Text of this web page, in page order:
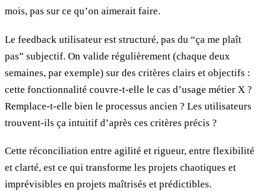
mois, pas sur ce qu’on aimerait faire.
Le feedback utilisateur est structuré, pas du “ça me plaît
pas” subjectif. On valide régulièrement (chaque deux
semaines, par exemple) sur des critères clairs et objectifs :
cette fonctionnalité couvre-t-elle le cas d’usage métier X ?
Remplace-t-elle bien le processus ancien ? Les utilisateurs
trouvent-ils ça intuitif d’après ces critères précis ?
Cette réconciliation entre agilité et rigueur, entre flexibilité
et clarté, est ce qui transforme les projets chaotiques et
imprévisibles en projets maîtrisés et prédictibles.